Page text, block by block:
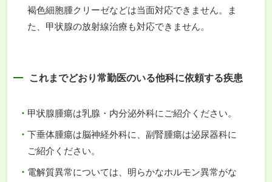
褐色細胞腫クリーゼなどは当面対応できません。ま
た、甲状腺の放射線治療も対応できません。
これまでどおり常勤医のいる他科に依頼する疾患
甲状腺腫瘍は乳腺・内分泌外科にご紹介ください。
下垂体腫瘍は脳神経外科に、副腎腫瘍は泌尿器科に
ご紹介ください。
電解質異常については、明らかなホルモン異常がな